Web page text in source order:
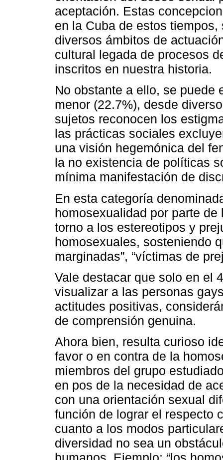
aceptación. Estas
en la Cuba de estos
diversos ámbitos de
cultural legada de procesos
inscritos en nuestra historia.
No obstante a ello, se puede
menor (22.7%), desde
sujetos reconocen los
las prácticas sociales
una visión hegemónica del
la no existencia de políticas
mínima manifestación de
En esta categoría
homosexualidad por parte
torno a los estereotipos y
homosexuales, sosteniendo
marginadas”, “víctimas de
Vale destacar que solo en el
visualizar a las personas
actitudes positivas,
de comprensión genuina.
Ahora bien, resulta curioso
favor o en contra de la
miembros del grupo
en pos de la necesidad de
con una orientación sexual
función de lograr el respecto
cuanto a los modos
diversidad no sea un